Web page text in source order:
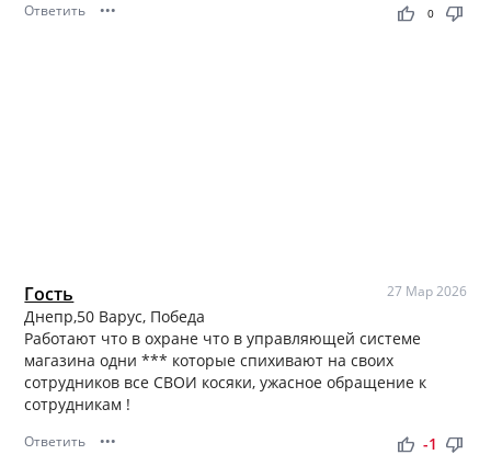
Ответить ••• thumb_up thumb_down
0
Гость 27 Мар 2026
Днепр,50 Варус, Победа
Работают что в охране что в управляющей системе
магазина одни *** которые спихивают на своих
сотрудников все СВОИ косяки, ужасное обращение к
сотрудникам !
Ответить ••• thumb_up thumb_down
-1